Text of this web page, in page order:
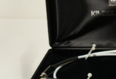
プリメインアンプ
パワーアンプ
CDプレーヤー・レシーバー